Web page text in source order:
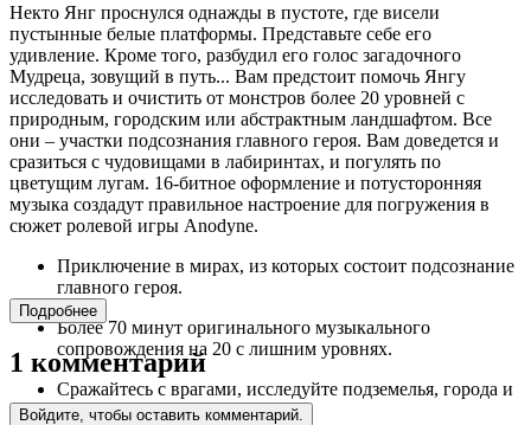
Некто Янг проснулся однажды в пустоте, где висели
пустынные белые платформы. Представьте себе его
удивление. Кроме того, разбудил его голос загадочного
Мудреца, зовущий в путь... Вам предстоит помочь Янгу
исследовать и очистить от монстров более 20 уровней с
природным, городским или абстрактным ландшафтом. Все
они – участки подсознания главного героя. Вам доведется и
сразиться с чудовищами в лабиринтах, и погулять по
цветущим лугам. 16-битное оформление и потусторонняя
музыка создадут правильное настроение для погружения в
сюжет ролевой игры Anodyne.
Приключение в мирах, из которых состоит подсознание
главного героя.
Более 70 минут оригинального музыкального
сопровождения на 20 с лишним уровнях.
Сражайтесь с врагами, исследуйте подземелья, города и
пастбища.
Подробнее
1 комментарий
Войдите, чтобы оставить комментарий.